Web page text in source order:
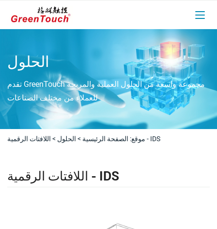
الحلول
تقدم GreenTouch مجموعة واسعة من الحلول العملية والمربحة
للعملاء من مختلف الصناعات
موقع: الصفحة الرئيسية > الحلول > اللافتات الرقمية - IDS
اللافتات الرقمية - IDS